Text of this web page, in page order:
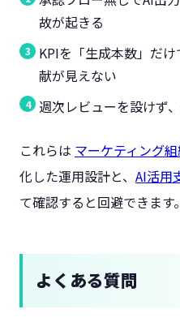
故が起きる
KPIを「生成本数」だ
献が見えない
週次レビューを設けず
これらは マーケティング
化した運用設計と、 AI活用
て確認すると回避できます。
よくある質問